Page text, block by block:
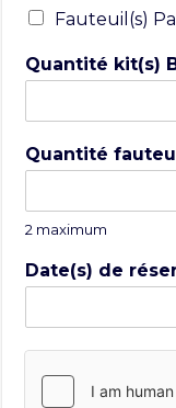
Fauteuil(s)
Quantité kit(s)
Quantité
2 maximum
Date(s) de